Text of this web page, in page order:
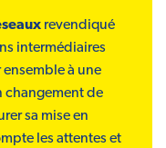
revendiqué
intermédiaires
ensemble à une
changement de
sa mise en
les attentes et